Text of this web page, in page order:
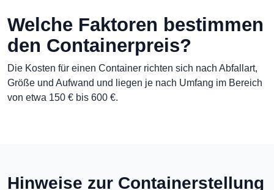
Welche Faktoren bestimmen
den Containerpreis?
Die Kosten für einen Container richten sich nach Abfallart,
Größe und Aufwand und liegen je nach Umfang im Bereich
von etwa 150 € bis 600 €.
Hinweise zur Containerstellung